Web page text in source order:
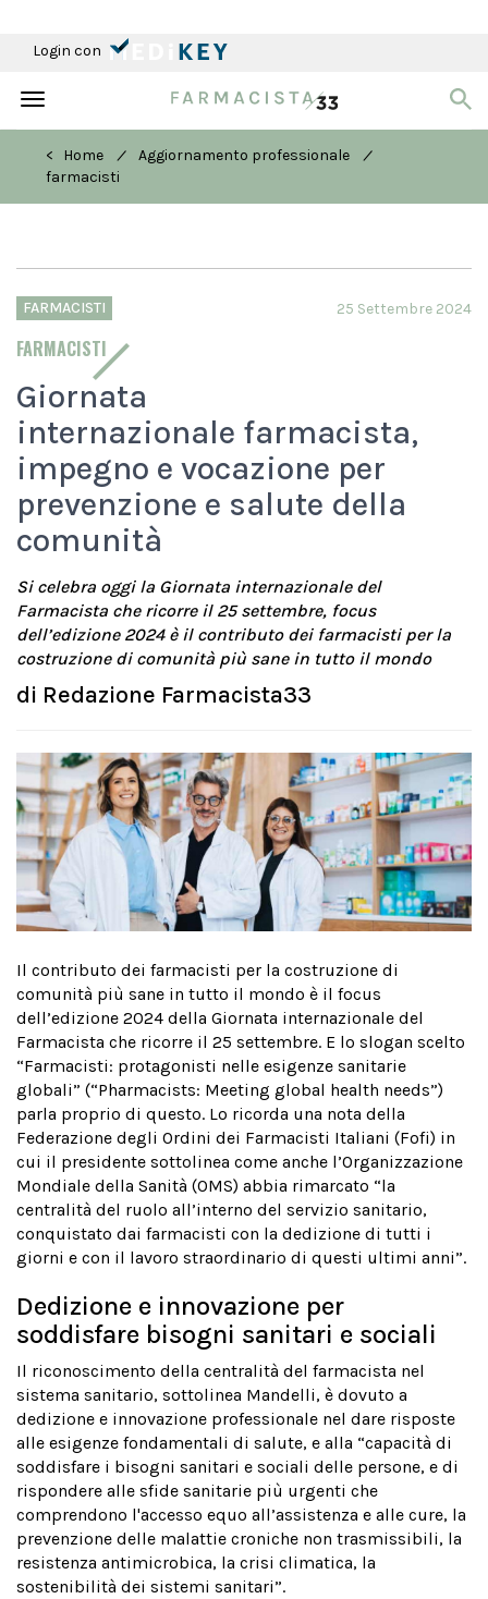
Login con
Toggle
< Home
/ Aggiornamento professionale /
farmacisti
FARMACISTI
FARMACISTI
25 Settembre 2024
Giornata
internazionale farmacista,
impegno e vocazione per
prevenzione e salute della
comunità
Si celebra oggi la Giornata internazionale del
Farmacista che ricorre il 25 settembre, focus
dell’edizione 2024 è il contributo dei farmacisti per la
costruzione di comunità più sane in tutto il mondo
di Redazione Farmacista33
Il contributo dei farmacisti per la costruzione di
comunità più sane in tutto il mondo è il focus
dell’edizione 2024 della Giornata internazionale del
Farmacista che ricorre il 25 settembre. E lo slogan scelto
“Farmacisti: protagonisti nelle esigenze sanitarie
globali” (“Pharmacists: Meeting global health needs”)
parla proprio di questo. Lo ricorda una nota della
Federazione degli Ordini dei Farmacisti Italiani (Fofi) in
cui il presidente sottolinea come anche l’Organizzazione
Mondiale della Sanità (OMS) abbia rimarcato “la
centralità del ruolo all’interno del servizio sanitario,
conquistato dai farmacisti con la dedizione di tutti i
giorni e con il lavoro straordinario di questi ultimi anni”.
Dedizione e innovazione per
soddisfare bisogni sanitari e sociali
Il riconoscimento della centralità del farmacista nel
sistema sanitario, sottolinea Mandelli, è dovuto a
dedizione e innovazione professionale nel dare risposte
alle esigenze fondamentali di salute, e alla “capacità di
soddisfare i bisogni sanitari e sociali delle persone, e di
rispondere alle sfide sanitarie più urgenti che
comprendono l'accesso equo all’assistenza e alle cure, la
prevenzione delle malattie croniche non trasmissibili, la
resistenza antimicrobica, la crisi climatica, la
sostenibilità dei sistemi sanitari”.